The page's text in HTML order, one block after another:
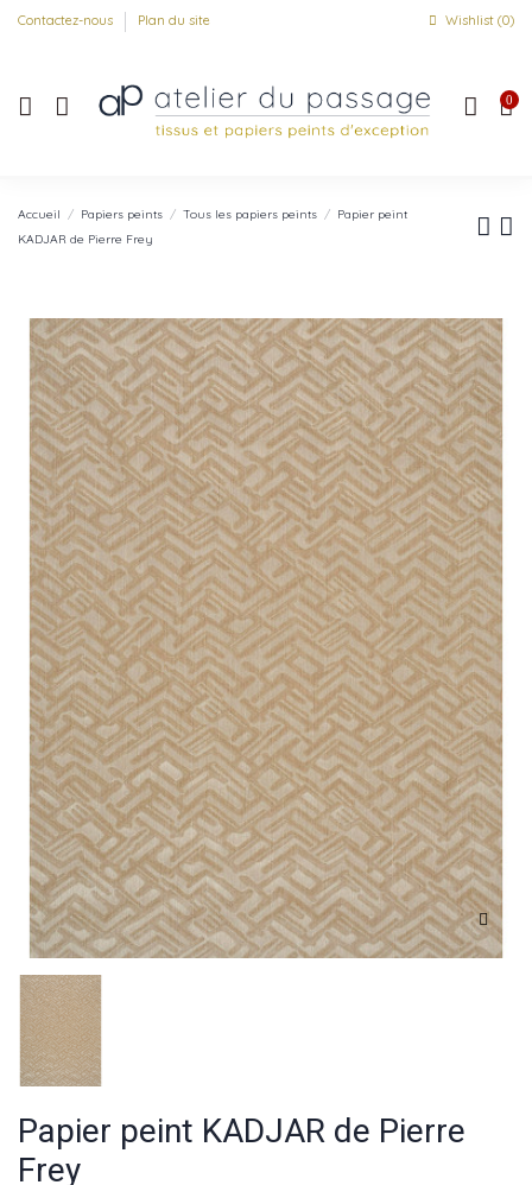
Contactez-nous Plan du site Wishlist (0)
0
Accueil Papiers peints Tous les papiers peints
Papier peint
KADJAR de Pierre Frey
Papier peint KADJAR de Pierre
Frey